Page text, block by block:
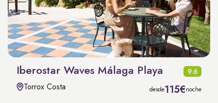
Iberostar Waves Málaga Playa 9.6
Torrox Costa desde115€noche